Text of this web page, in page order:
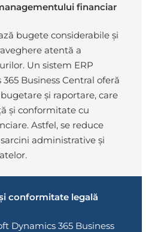
financiar
bugete considerabile și
atentă a
Un sistem ERP
Business Central oferă
și raportare, care
și conformitate cu
Astfel, se reduce
administrative și
conformitate legală
Dynamics 365 Business